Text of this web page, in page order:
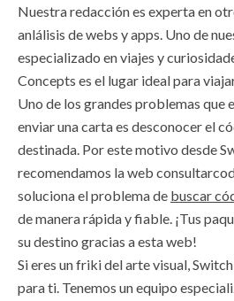
Nuestra redacción es experta en
anlálisis de webs y apps. Uno de
especializado en viajes y
Concepts es el lugar ideal para
Uno de los grandes problemas que
enviar una carta es desconocer el
destinada. Por este motivo desde
recomendamos la web
soluciona el problema de buscar
de manera rápida y fiable. ¡Tus
su destino gracias a esta web!
Si eres un friki del arte visual,
para ti. Tenemos un equipo